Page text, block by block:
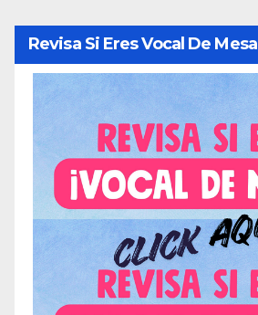
Revisa Si Eres Vocal De Mesa